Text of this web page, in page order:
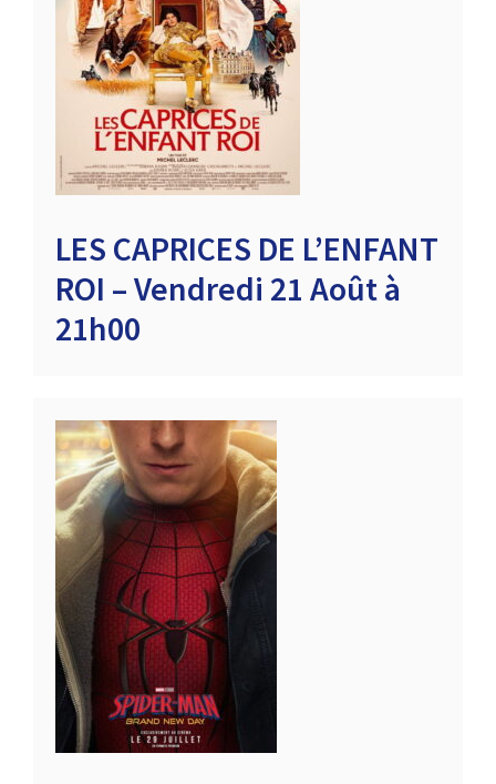
LES CAPRICES DE L’ENFANT
ROI – Vendredi 21 Août à
21h00